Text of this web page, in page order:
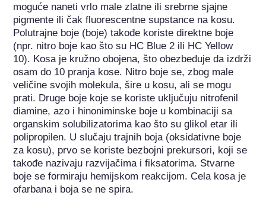
moguće naneti vrlo male zlatne ili srebrne sjajne
pigmente ili čak fluorescentne supstance na kosu.
Polutrajne boje (boje) takođe koriste direktne boje
(npr. nitro boje kao što su HC Blue 2 ili HC Yellow
10). Kosa je kružno obojena, što obezbeđuje da izdrži
osam do 10 pranja kose. Nitro boje se, zbog male
veličine svojih molekula, šire u kosu, ali se mogu
prati. Druge boje koje se koriste uključuju nitrofenil
diamine, azo i hinoniminske boje u kombinaciji sa
organskim solubilizatorima kao što su glikol etar ili
polipropilen. U slučaju trajnih boja (oksidativne boje
za kosu), prvo se koriste bezbojni prekursori, koji se
takođe nazivaju razvijačima i fiksatorima. Stvarne
boje se formiraju hemijskom reakcijom. Cela kosa je
ofarbana i boja se ne spira.